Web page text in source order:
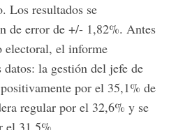
Los resultados se
de error de +/- 1,82%. Antes
electoral, el informe
la gestión del jefe de
por el 35,1% de
regular por el 32,6% y se